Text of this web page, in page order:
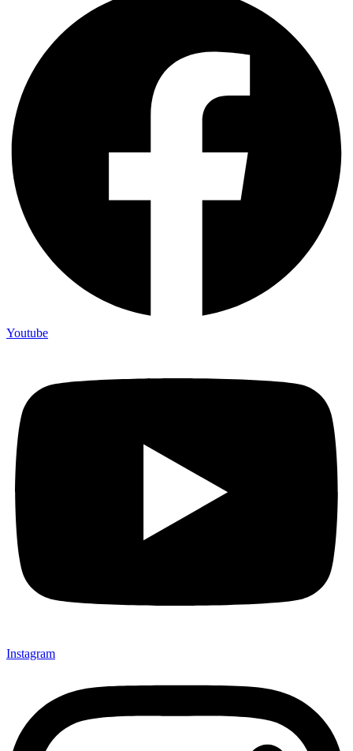
Youtube
Instagram